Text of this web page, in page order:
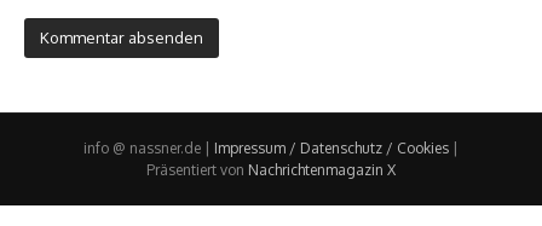
info @ nassner.de | Impressum / Datenschutz / Cookies |
Präsentiert von Nachrichtenmagazin X